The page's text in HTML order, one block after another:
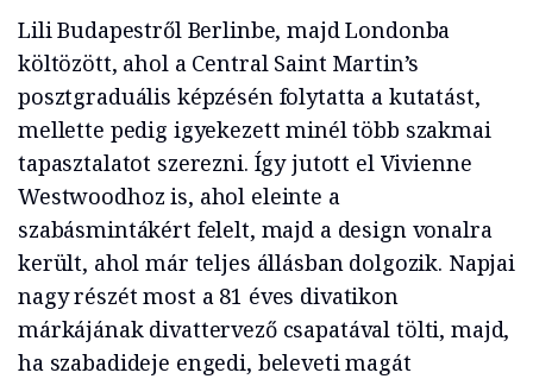
Lili Budapestről Berlinbe, majd Londonba
költözött, ahol a Central Saint Martin’s
posztgraduális képzésén folytatta a kutatást,
mellette pedig igyekezett minél több szakmai
tapasztalatot szerezni. Így jutott el Vivienne
Westwoodhoz is, ahol eleinte a
szabásmintákért felelt, majd a design vonalra
került, ahol már teljes állásban dolgozik. Napjai
nagy részét most a 81 éves divatikon
márkájának divattervező csapatával tölti, majd,
ha szabadideje engedi, beleveti magát